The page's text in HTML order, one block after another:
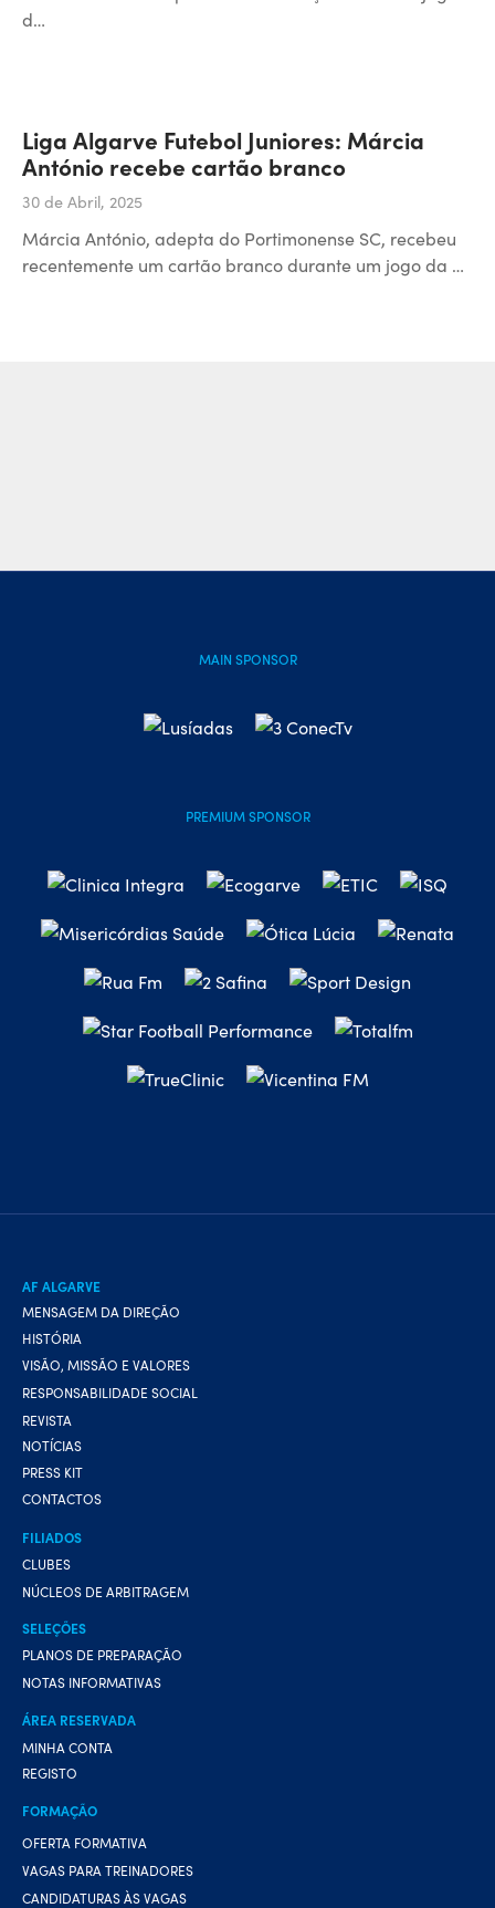
d…
Liga Algarve Futebol Juniores: Márcia
António recebe cartão branco
30 de Abril, 2025
Márcia António, adepta do Portimonense SC, recebeu
recentemente um cartão branco durante um jogo da …
MAIN SPONSOR
PREMIUM SPONSOR
AF ALGARVE
MENSAGEM DA DIREÇÃO
HISTÓRIA
VISÃO, MISSÃO E VALORES
RESPONSABILIDADE SOCIAL
REVISTA
NOTÍCIAS
PRESS KIT
CONTACTOS
FILIADOS
CLUBES
NÚCLEOS DE ARBITRAGEM
SELEÇÕES
PLANOS DE PREPARAÇÃO
NOTAS INFORMATIVAS
ÁREA RESERVADA
MINHA CONTA
REGISTO
FORMAÇÃO
OFERTA FORMATIVA
VAGAS PARA TREINADORES
CANDIDATURAS ÀS VAGAS